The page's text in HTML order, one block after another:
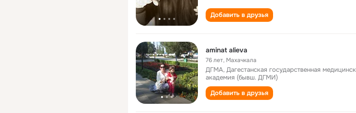
Добавить в друзья
aminat alieva
76 лет, Махачкала
ДГМА, Дагестанская государственная
академия (бывш. ДГМИ)
Добавить в друзья